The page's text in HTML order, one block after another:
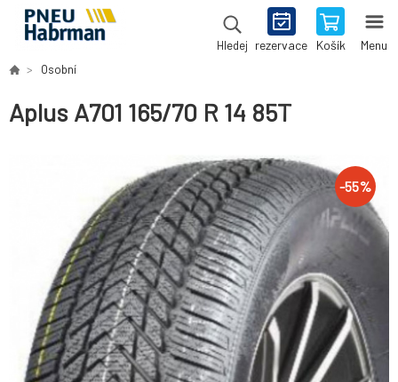
Hledej rezervace Košík Menu
Osobní
Aplus A701 165/70 R 14 85T
-55%